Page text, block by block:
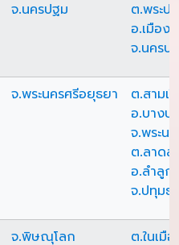
จ.นครปฐม
ต.พระป
อ.เมือง
จ.นครป
จ.พระนครศรีอยุธยา
ต.สามเ
อ.บางป
จ.พระน
ต.ลาดส
อ.ลำลูก
จ.ปทุมธ
จ.พิษณุโลก
ต.ในเมื